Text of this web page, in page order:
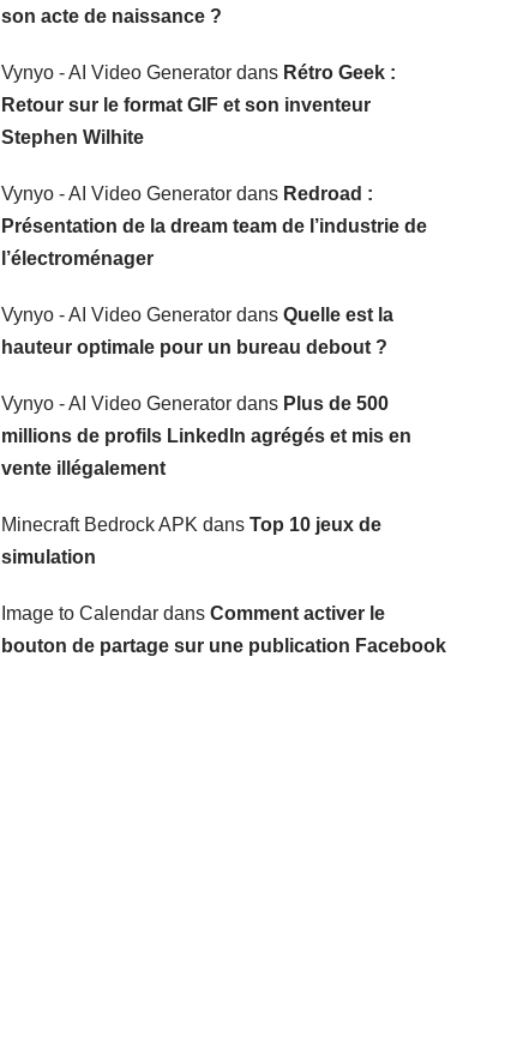
son acte de naissance ?
Vynyo - AI Video Generatordans Rétro Geek :
Retour sur le format GIF et son inventeur
Stephen Wilhite
Vynyo - AI Video Generatordans Redroad :
Présentation de la dream team de l’industrie de
l’électroménager
Vynyo - AI Video Generatordans Quelle est la
hauteur optimale pour un bureau debout ?
Vynyo - AI Video Generatordans Plus de 500
millions de profils LinkedIn agrégés et mis en
vente illégalement
Minecraft Bedrock APK dans Top 10 jeux de
simulation
Image to Calendardans Comment activer le
bouton de partage sur une publication Facebook